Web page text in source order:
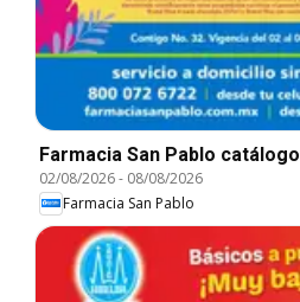
Farmacia San Pablo catálogo
02/08/2026- 08/08/2026
Farmacia San Pablo